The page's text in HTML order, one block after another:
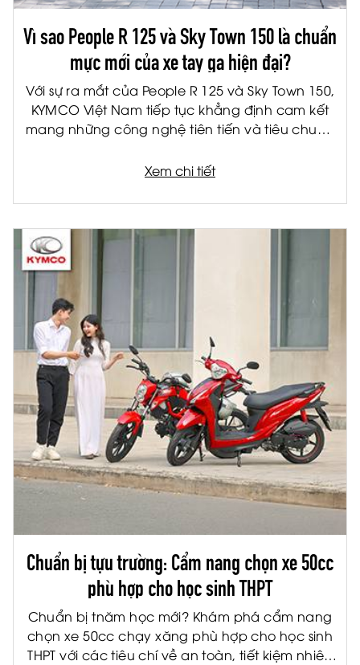
Vì sao People R 125 và Sky Town 150 là chuẩn
mực mới của xe tay ga hiện đại?
Với sự ra mắt của People R 125 và Sky Town 150,
KYMCO Việt Nam tiếp tục khẳng định cam kết
mang những công nghệ tiên tiến và tiêu chuẩn
Được phát triển trên nền tảng sản phẩm châu
ứng nhu cầu di chuyển hàng ngày mà còn mở
ra một chuẩn mực mới về trải nghiệm lái xe hiện
Xem chi tiết
Chuẩn bị tựu trường: Cẩm nang chọn xe 50cc
phù hợp cho học sinh THPT
Chuẩn bị tnăm học mới? Khám phá cẩm nang
chọn xe 50cc chạy xăng phù hợp cho học sinh
THPT với các tiêu chí về an toàn, tiết kiệm nhiên